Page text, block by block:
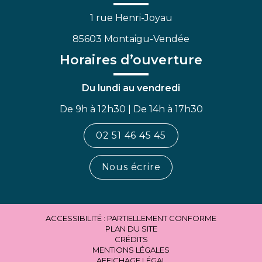
1 rue Henri-Joyau
85603 Montaigu-Vendée
Horaires d’ouverture
Du lundi au vendredi
De 9h à 12h30 | De 14h à 17h30
02 51 46 45 45
Nous écrire
ACCESSIBILITÉ : PARTIELLEMENT CONFORME
PLAN DU SITE
CRÉDITS
MENTIONS LÉGALES
AFFICHAGE LÉGAL